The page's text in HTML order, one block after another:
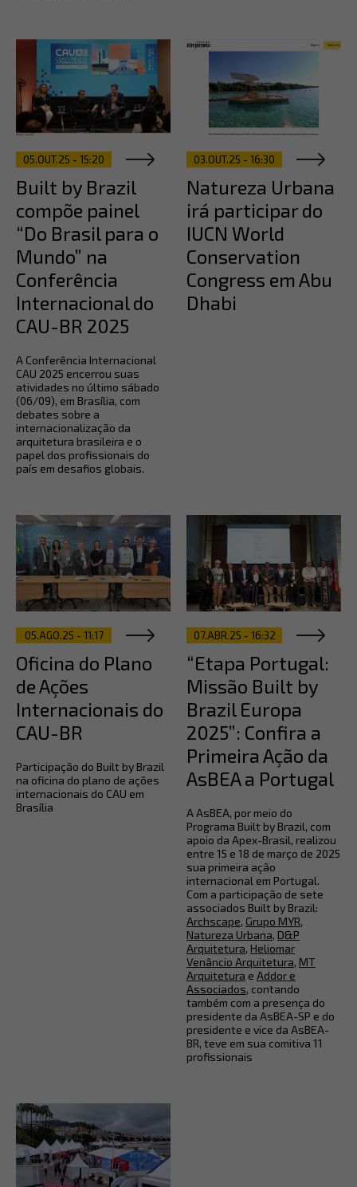
05.OUT.25 - 15:20
Built by Brazil
compõe painel
“Do Brasil para o
Mundo” na
Conferência
Internacional do
CAU-BR 2025
A Conferência Internacional
CAU 2025 encerrou suas
atividades no último sábado
(06/09), em Brasília, com
debates sobre a
internacionalização da
arquitetura brasileira e o
papel dos profissionais do
país em desafios globais.
03.OUT.25 - 16:30
Natureza Urbana
irá participar do
IUCN World
Conservation
Congress em Abu
Dhabi
05.AGO.25 - 11:17
Oficina do Plano
de Ações
Internacionais do
CAU-BR
Participação do Built by Brazil
na oficina do plano de ações
internacionais do CAU em
Brasília
07.ABR.25 - 16:32
“Etapa Portugal:
Missão Built by
Brazil Europa
2025”: Confira a
Primeira Ação da
AsBEA a Portugal
A AsBEA, por meio do
Programa Built by Brazil, com
apoio da Apex-Brasil, realizou
entre 15 e 18 de março de 2025
sua primeira ação
internacional em Portugal.
Com a participação de sete
associados Built by Brazil:
Archscape, Grupo MYR,
Natureza Urbana, D&P
Arquitetura, Heliomar
Venâncio Arquitetura, MT
Arquitetura e Addor e
Associados, contando
também com a presença do
presidente da AsBEA-SP e do
presidente e vice da AsBEA-
BR, teve em sua comitiva 11
profissionais